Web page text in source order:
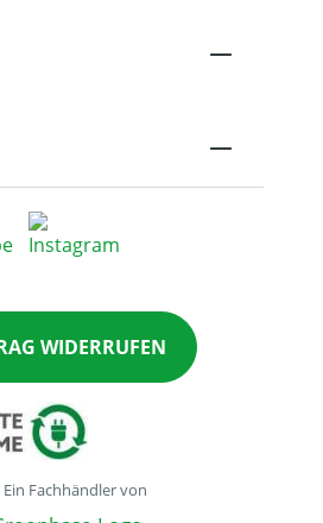
WIDERRUFEN
Ein Fachhändler von